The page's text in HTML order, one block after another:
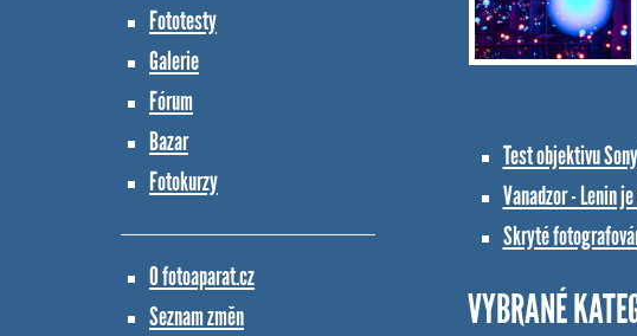
Fototesty
Galerie
Fórum
Bazar
Fotokurzy
O fotoaparat.cz
Seznam změn
Test objektivu
Vanadzor - Lenin
Skryté
VYBRANÉ